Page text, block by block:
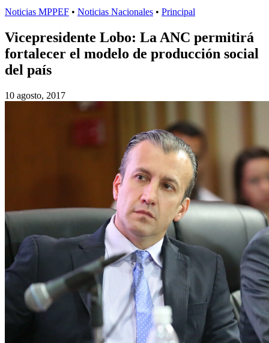
Noticias MPPEF • Noticias Nacionales • Principal
Vicepresidente Lobo: La ANC permitirá
fortalecer el modelo de producción social
del país
10 agosto, 2017